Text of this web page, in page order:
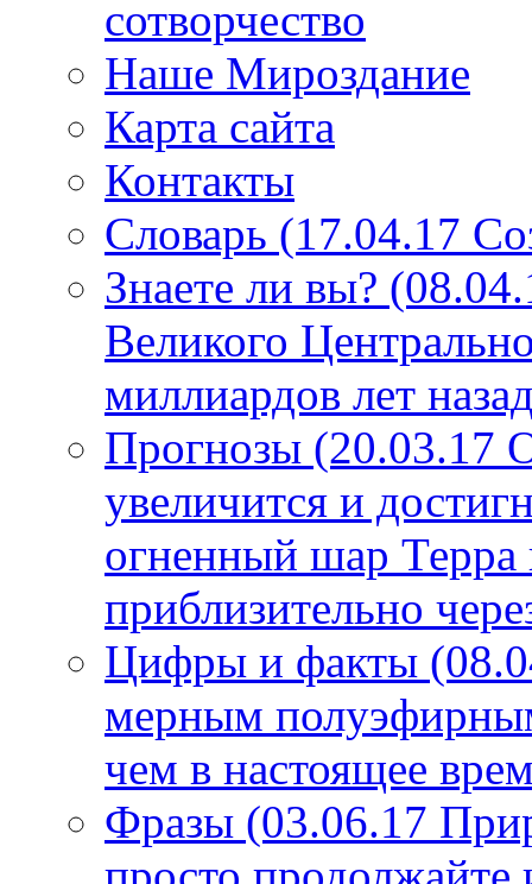
сотворчество
Наше Мироздание
Карта сайта
Контакты
Словарь (17.04.17
Знаете ли вы?
Великого
миллиардов лет
Прогнозы (20.03.17
увеличится и
огненный шар Терра
приблизительно
Цифры и факты
мерным
чем в настоящее
Фразы (03.06.17